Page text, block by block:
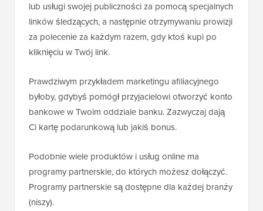
lub usługi swojej publiczności za pomocą specjalnych
linków śledzących, a następnie otrzymywaniu prowizji
za polecenie za każdym razem, gdy ktoś kupi po
kliknięciu w Twój link.
Prawdziwym przykładem marketingu afiliacyjnego
byłoby, gdybyś pomógł przyjacielowi otworzyć konto
bankowe w Twoim oddziale banku. Zazwyczaj dają
Ci kartę podarunkową lub jakiś bonus.
Podobnie wiele produktów i usług online ma
programy partnerskie, do których możesz dołączyć.
Programy partnerskie są dostępne dla każdej branży
(niszy).